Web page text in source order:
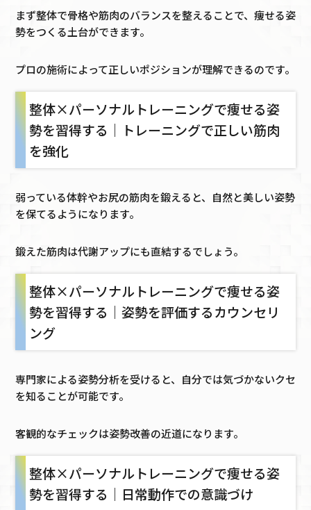
まず整体で骨格や筋肉のバランスを整えることで、痩せる姿
勢をつくる土台ができます。
プロの施術によって正しいポジションが理解できるのです。
整体×パーソナルトレーニングで痩せる姿
勢を習得する｜トレーニングで正しい筋肉
を強化
弱っている体幹やお尻の筋肉を鍛えると、自然と美しい姿勢
を保てるようになります。
鍛えた筋肉は代謝アップにも直結するでしょう。
整体×パーソナルトレーニングで痩せる姿
勢を習得する｜姿勢を評価するカウンセリ
ング
専門家による姿勢分析を受けると、自分では気づかないクセ
を知ることが可能です。
客観的なチェックは姿勢改善の近道になります。
整体×パーソナルトレーニングで痩せる姿
勢を習得する｜日常動作での意識づけ